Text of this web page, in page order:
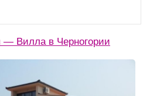
— Вилла в Черногории